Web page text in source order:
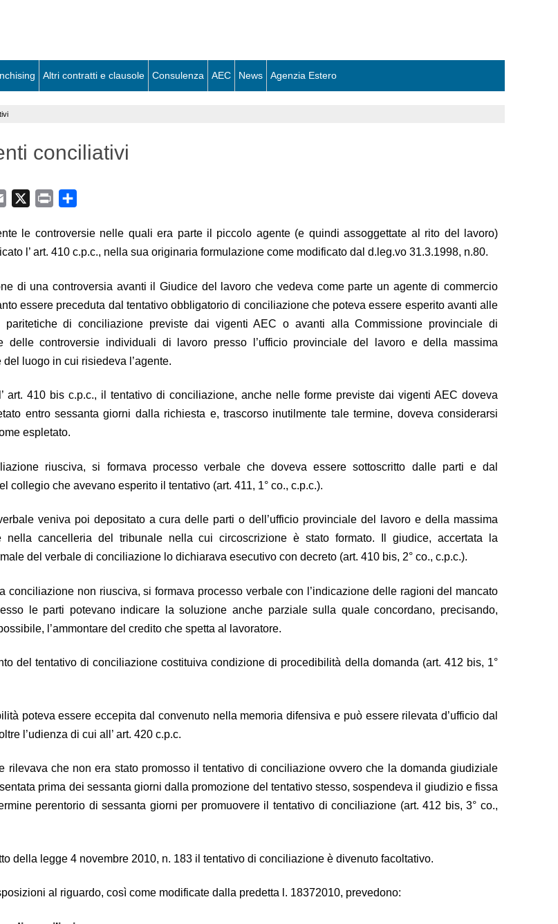
Altri contratti e clausole Consulenza AEC News Agenzia Estero
conciliativi
Email Print
le controversie nelle quali era parte il piccolo agente (e quindi assoggettate al rito del lavoro)
l’ art. 410 c.p.c., nella sua originaria formulazione come modificato dal d.leg.vo 31.3.1998, n.80.
di una controversia avanti il Giudice del lavoro che vedeva come parte un agente di commercio
essere preceduta dal tentativo obbligatorio di conciliazione che poteva essere esperito avanti alle
paritetiche di conciliazione previste dai vigenti AEC o avanti alla Commissione provinciale di
delle controversie individuali di lavoro presso l’ufficio provinciale del lavoro e della massima
luogo in cui risiedeva l’agente.
art. 410 bis c.p.c., il tentativo di conciliazione, anche nelle forme previste dai vigenti AEC doveva
entro sessanta giorni dalla richiesta e, trascorso inutilmente tale termine, doveva considerarsi
espletato.
riusciva, si formava processo verbale che doveva essere sottoscritto dalle parti e dal
collegio che avevano esperito il tentativo (art. 411, 1° co., c.p.c.).
veniva poi depositato a cura delle parti o dell’ufficio provinciale del lavoro e della massima
nella cancelleria del tribunale nella cui circoscrizione è stato formato. Il giudice, accertata la
del verbale di conciliazione lo dichiarava esecutivo con decreto (art. 410 bis, 2° co., c.p.c.).
conciliazione non riusciva, si formava processo verbale con l’indicazione delle ragioni del mancato
le parti potevano indicare la soluzione anche parziale sulla quale concordano, precisando,
l’ammontare del credito che spetta al lavoratore.
del tentativo di conciliazione costituiva condizione di procedibilità della domanda (art. 412 bis, 1°
poteva essere eccepita dal convenuto nella memoria difensiva e può essere rilevata d’ufficio dal
l’udienza di cui all’ art. 420 c.p.c.
rilevava che non era stato promosso il tentativo di conciliazione ovvero che la domanda giudiziale
prima dei sessanta giorni dalla promozione del tentativo stesso, sospendeva il giudizio e fissa
perentorio di sessanta giorni per promuovere il tentativo di conciliazione (art. 412 bis, 3° co.,
della legge 4 novembre 2010, n. 183 il tentativo di conciliazione è divenuto facoltativo.
al riguardo, così come modificate dalla predetta l. 18372010, prevedono: